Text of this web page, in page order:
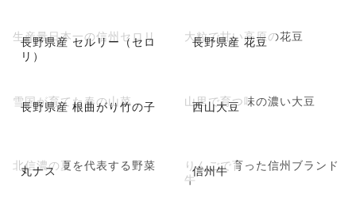
長野県産 セルリー（セロ
リ）
生産量日本一の信州セロリ 長野県産 花豆
大粒で甘い高原の花豆
長野県産 根曲がり竹の子
雪国が育てた春の山菜 西山大豆
山里で育つ味の濃い大豆
丸ナス
北信濃の夏を代表する野菜 信州牛
りんごで育った信州ブランド
牛